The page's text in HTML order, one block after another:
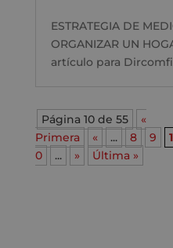
ESTRATEGIA DE
ORGANIZAR UN
artículo para
Página 10 de 55
«
Primera
« ... 8 9
0
... » Última »